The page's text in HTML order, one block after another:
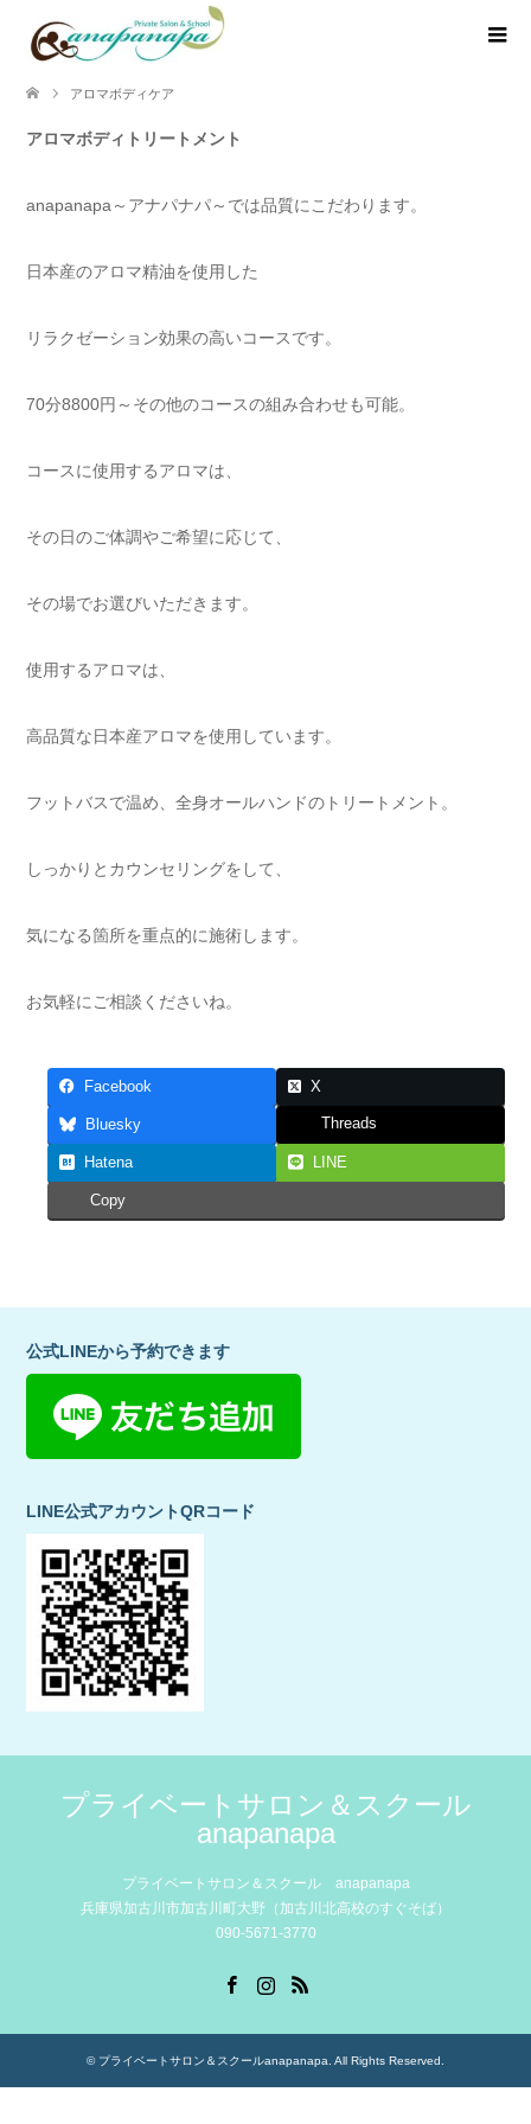
アロマボディケア
アロマボディトリートメント
anapanapa～アナパナパ～では品質にこだわります。
日本産のアロマ精油を使用した
リラクゼーション効果の高いコースです。
70分8800円～その他のコースの組み合わせも可能。
コースに使用するアロマは、
その日のご体調やご希望に応じて、
その場でお選びいただきます。
使用するアロマは、
高品質な日本産アロマを使用しています。
フットバスで温め、全身オールハンドのトリートメント。
しっかりとカウンセリングをして、
気になる箇所を重点的に施術します。
お気軽にご相談くださいね。
Facebook X
Bluesky Threads
Hatena LINE
Copy
公式LINEから予約できます
LINE公式アカウントQRコード
プライベートサロン＆スクール
anapanapa
プライベートサロン＆スクール anapanapa
兵庫県加古川市加古川町大野（加古川北高校のすぐそば）
090-5671-3770
© プライベートサロン＆スクールanapanapa . All Rights Reserved.